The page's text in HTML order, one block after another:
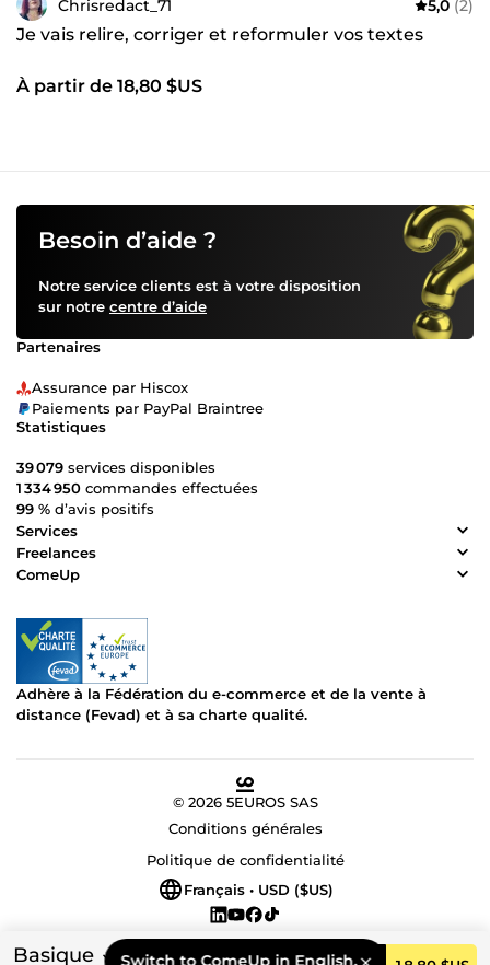
Basique
Chrisredact_71 5,0 (2)
Je vais relire, corriger et reformuler vos textes
À partir de 18,80 $US
Switch to ComeUp in English.
Besoin d’aide ?
Notre service clients est à votre disposition
sur notre centre d’aide
Partenaires
Assurance par Hiscox
Paiements par PayPal Braintree
Statistiques
39 079 services disponibles
1 334 950 commandes effectuées
99 % d’avis positifs
Services
Freelances
ComeUp
Adhère à la Fédération du e-commerce et de la vente à
distance (Fevad) et à sa charte qualité.
© 2026 5EUROS SAS
Conditions générales
Politique de confidentialité
Français • USD ($US)